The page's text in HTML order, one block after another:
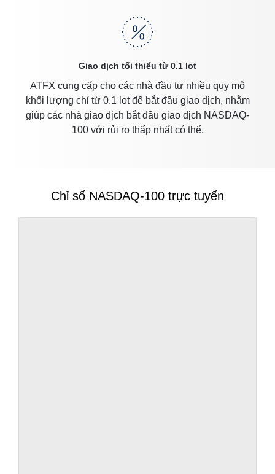
Giao dịch tối thiểu từ 0.1 lot
ATFX cung cấp cho các nhà đầu tư nhiều quy mô
khối lượng chỉ từ 0.1 lot để bắt đầu giao dịch, nhằm
giúp các nhà giao dịch bắt đầu giao dịch NASDAQ-
100 với rủi ro thấp nhất có thể.
Chỉ số NASDAQ-100 trực tuyến